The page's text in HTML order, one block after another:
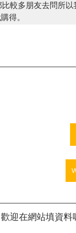
較多朋友去問所以
迎在網站填資料